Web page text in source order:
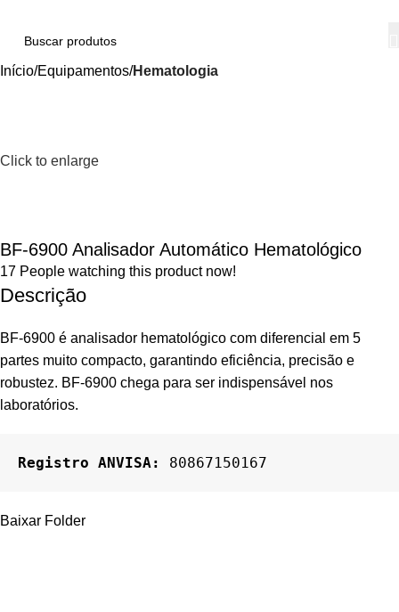
Início Equipamentos Hematologia
Click to enlarge
BF-6900 Analisador Automático Hematológico
17 People watching this product now!
Descrição
BF-6900 é analisador hematológico com diferencial em 5
partes muito compacto, garantindo eficiência, precisão e
robustez. BF-6900 chega para ser indispensável nos
laboratórios.
Registro ANVISA: 80867150167
Baixar Folder